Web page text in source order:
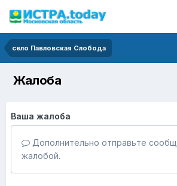
село Павловская Слобода
Жалоба
Ваша жалоба
Дополнительно отправьте
жалобой.